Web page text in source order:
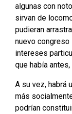
algunas con
sirvan de
pudieran
nuevo
intereses
que había
A su vez, habrá
más
podrían